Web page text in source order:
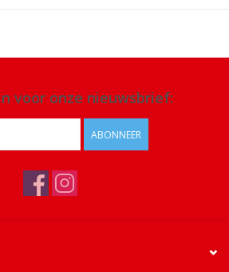
voor onze nieuwsbrief:
ABONNEER